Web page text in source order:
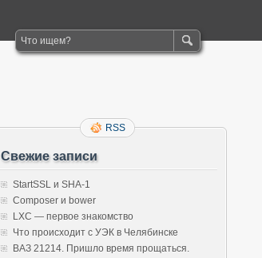
RSS
Свежие записи
StartSSL и SHA-1
Composer и bower
LXC — первое знакомство
Что происходит с УЭК в Челябинске
ВАЗ 21214. Пришло время прощаться.